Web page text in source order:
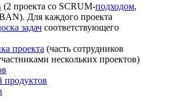
(2 проекта со SCRUM-подходом,
Для каждого проекта
задач соответствующего
проекта (часть сотрудников
нескольких проектов)
продуктов